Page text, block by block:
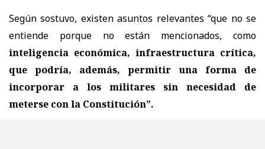
Según sostuvo, existen asuntos relevantes “que no se
entiende porque no están mencionados, como
inteligencia económica, infraestructura crítica,
que podría, además, permitir una forma de
incorporar a los militares sin necesidad de
meterse con la Constitución”.